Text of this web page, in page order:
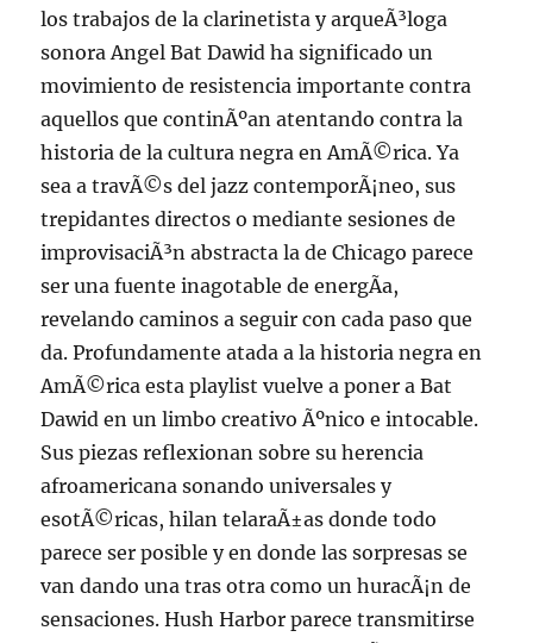
los trabajos de la clarinetista y arqueÃ³loga
sonora Angel Bat Dawid ha significado un
movimiento de resistencia importante contra
aquellos que continÃºan atentando contra la
historia de la cultura negra en AmÃ©rica. Ya
sea a travÃ©s del jazz contemporÃ¡neo, sus
trepidantes directos o mediante sesiones de
improvisaciÃ³n abstracta la de Chicago parece
ser una fuente inagotable de energÃ­a,
revelando caminos a seguir con cada paso que
da. Profundamente atada a la historia negra en
AmÃ©rica esta playlist vuelve a poner a Bat
Dawid en un limbo creativo Ãºnico e intocable.
Sus piezas reflexionan sobre su herencia
afroamericana sonando universales y
esotÃ©ricas, hilan telaraÃ±as donde todo
parece ser posible y en donde las sorpresas se
van dando una tras otra como un huracÃ¡n de
sensaciones. Hush Harbor parece transmitirse